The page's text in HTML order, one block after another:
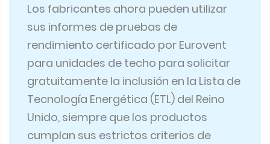
Los fabricantes ahora pueden utilizar
sus informes de pruebas de
rendimiento certificado por Eurovent
para unidades de techo para solicitar
gratuitamente la inclusión en la Lista de
Tecnología Energética (ETL) del Reino
Unido, siempre que los productos
cumplan sus estrictos criterios de